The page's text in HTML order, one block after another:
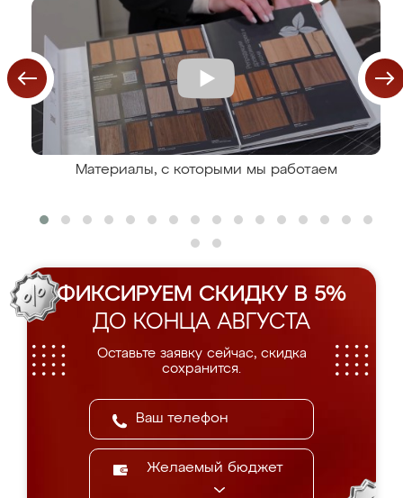
Материалы, с которыми мы работаем
ФИКСИРУЕМ СКИДКУ В 5%
ДО КОНЦА АВГУСТА
Оставьте заявку сейчас, скидка
сохранится.
Желаемый бюджет